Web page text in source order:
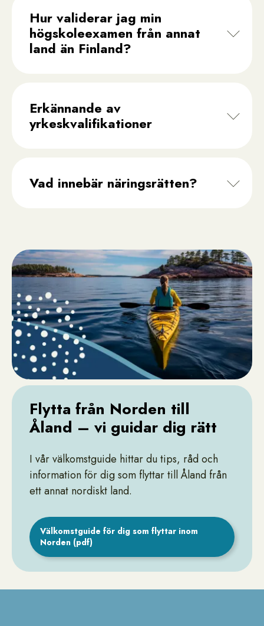
Hur validerar jag min
högskoleexamen från annat
land än Finland?
Erkännande av
yrkeskvalifikationer
Vad innebär näringsrätten?
Flytta från Norden till
Åland – vi guidar dig rätt
I vår välkomstguide hittar du tips, råd och
information för dig som flyttar till Åland från
ett annat nordiskt land.
Välkomstguide för dig som flyttar inom
Norden (pdf)